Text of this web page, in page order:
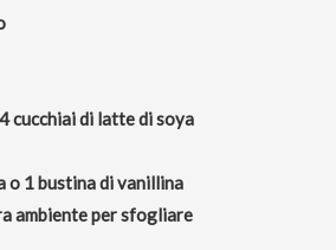
cucchiai di latte di soya
o 1 bustina di vanillina
ambiente per sfogliare